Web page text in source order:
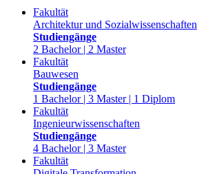
Fakultät
Architektur und Sozialwissenschaften
Studiengänge
2 Bachelor | 2 Master
Fakultät
Bauwesen
Studiengänge
1 Bachelor | 3 Master | 1 Diplom
Fakultät
Ingenieurwissenschaften
Studiengänge
4 Bachelor | 3 Master
Fakultät